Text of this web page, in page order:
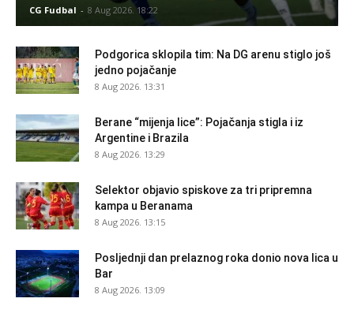
CG Fudbal - 8 Aug 2026. 18:22
Podgorica sklopila tim: Na DG arenu stiglo još
jedno pojačanje
8 Aug 2026. 13:31
Berane “mijenja lice”: Pojačanja stigla i iz
Argentine i Brazila
8 Aug 2026. 13:29
Selektor objavio spiskove za tri pripremna
kampa u Beranama
8 Aug 2026. 13:15
Posljednji dan prelaznog roka donio nova lica u
Bar
8 Aug 2026. 13:09